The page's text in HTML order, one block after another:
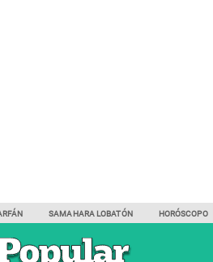
SAMAHARA LOBATÓN HORÓSCOPO